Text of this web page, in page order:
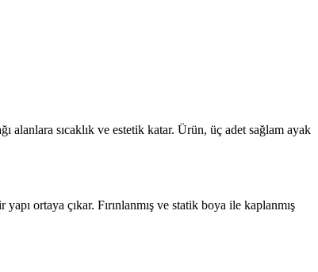
alanlara sıcaklık ve estetik katar. Ürün, üç adet sağlam ayak
ortaya çıkar. Fırınlanmış ve statik boya ile kaplanmış